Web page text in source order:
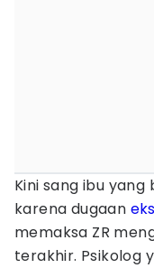
Kini sang ibu
karena dugaan
memaksa ZR
terakhir. Psikolog